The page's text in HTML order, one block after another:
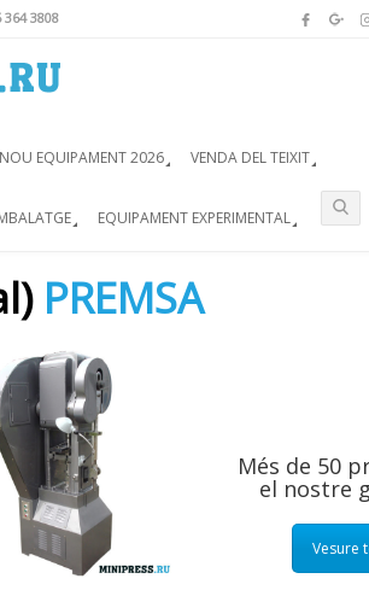
364 3808
NOU EQUIPAMENT 2026 VENDA DEL TEIXIT
EQUIPAMENT EXPERIMENTAL
PREMSA
Més de 50
el nostre
Vesure